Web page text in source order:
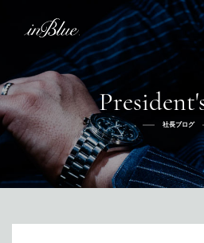
inBlueについ
inBlueの強み オーダー方
社長ブログ